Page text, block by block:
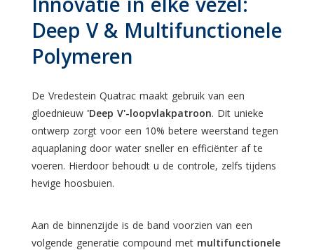
Deep V & Multifunctionele
Polymeren
De Vredestein Quatrac maakt gebruik van een
gloednieuw 'Deep V'-loopvlakpatroon. Dit unieke
ontwerp zorgt voor een 10% betere weerstand tegen
aquaplaning door water sneller en efficiënter af te
voeren. Hierdoor behoudt u de controle, zelfs tijdens
hevige hoosbuien.
Aan de binnenzijde is de band voorzien van een
volgende generatie compound met multifunctionele